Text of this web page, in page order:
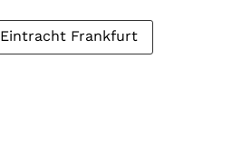
Eintracht Frankfurt